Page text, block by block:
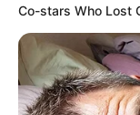
NO COMMENTS
Prof Dr
Co-stars Who Lost